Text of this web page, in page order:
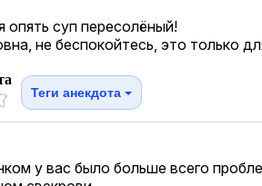
опять суп пересолёный!
не беспокойтесь, это только
Теги анекдота
у вас было больше всего